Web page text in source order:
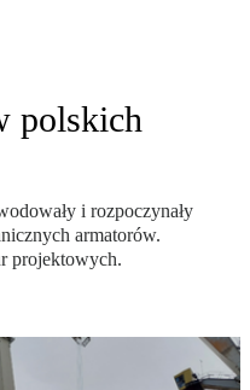
polskich
i rozpoczynały
armatorów.
projektowych.